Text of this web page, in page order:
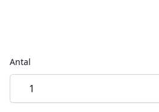
Antal